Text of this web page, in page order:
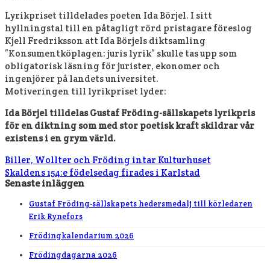
Lyrikpriset tilldelades poeten Ida Börjel. I sitt
hyllningstal till en påtagligt rörd pristagare föreslog
Kjell Fredriksson att Ida Börjels diktsamling
”Konsumentköplagen: juris lyrik” skulle tas upp som
obligatorisk läsning för jurister, ekonomer och
ingenjörer på landets universitet.
Motiveringen till lyrikpriset lyder:
Ida Börjel tilldelas Gustaf Fröding-sällskapets lyrikpris
för en diktning som med stor poetisk kraft skildrar vår
existens i en grym värld.
Biller, Wollter och Fröding intar Kulturhuset
Skaldens 154:e födelsedag firades i Karlstad
Senaste inläggen
Gustaf Fröding-sällskapets hedersmedalj till körledaren
Erik Rynefors
Frödingkalendarium 2026
Frödingdagarna 2026